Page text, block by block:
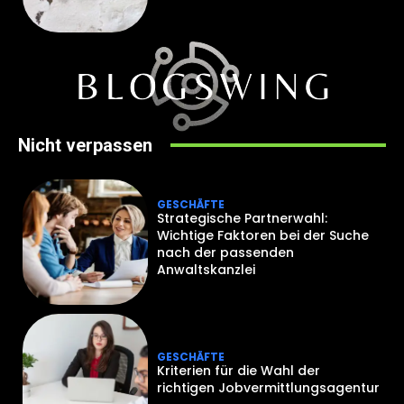
Nicht verpassen
GESCHÄFTE
Strategische Partnerwahl:
Wichtige Faktoren bei der Suche
nach der passenden
Anwaltskanzlei
GESCHÄFTE
Kriterien für die Wahl der
richtigen Jobvermittlungsagentur